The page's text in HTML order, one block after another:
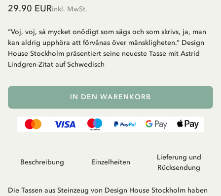
29.90 EURinkl. MwSt.
“Voj, voj, så mycket onödigt som sägs och som skrivs, ja, man
kan aldrig upphöra att förvånas över mänskligheten.” Design
House Stockholm präsentiert seine neueste Tasse mit Astrid
Lindgren-Zitat auf Schwedisch
IN DEN WARENKORB
Beschreibung Einzelheiten
Lieferung und
Rücksendung
Die Tassen aus Steinzeug von Design House Stockholm haben